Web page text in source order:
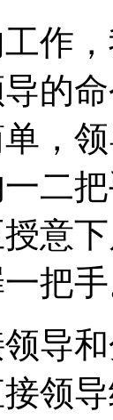
作
的
，
二
意
把手
导
领